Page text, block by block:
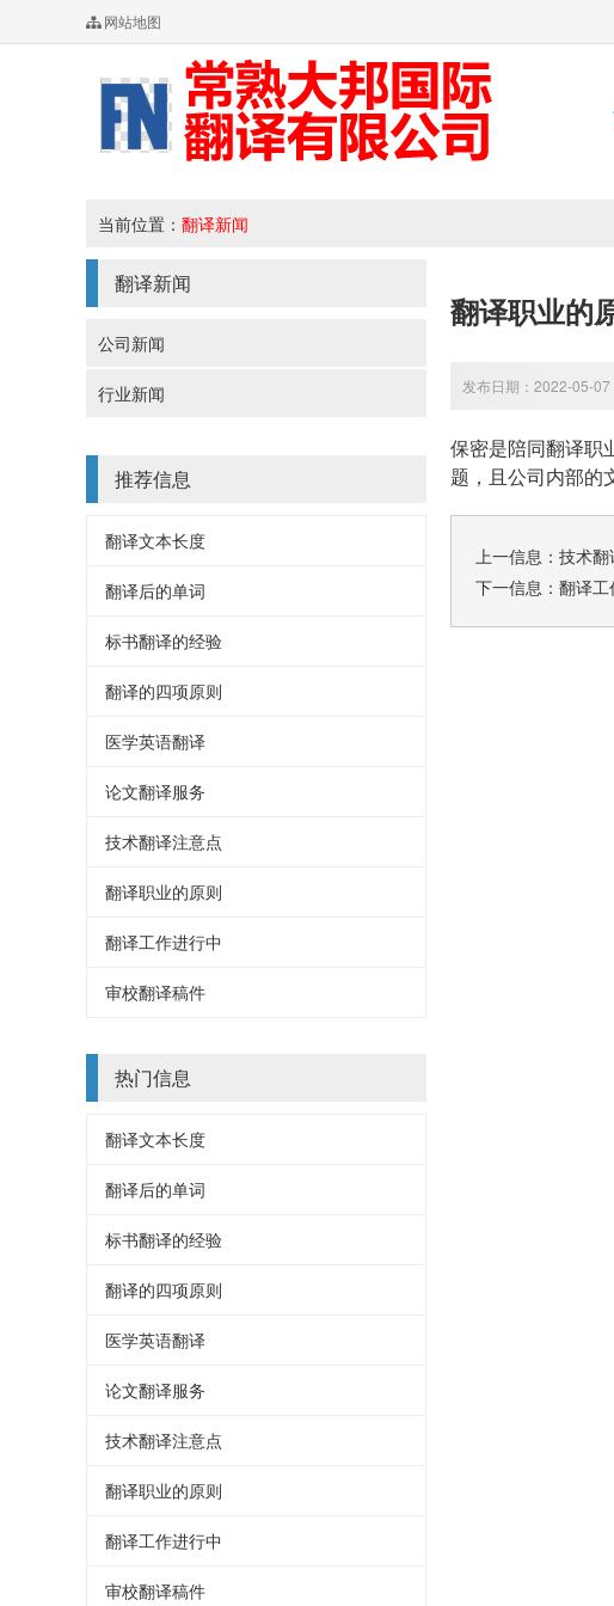
网站地图
当前位置： 翻译新闻
翻译新闻
公司新闻
行业新闻
推荐信息
翻译文本长度
翻译后的单词
标书翻译的经验
翻译的四项原则
医学英语翻译
论文翻译服务
技术翻译注意点
翻译职业的原则
翻译工作进行中
审校翻译稿件
热门信息
翻译文本长度
翻译后的单词
标书翻译的经验
翻译的四项原则
医学英语翻译
论文翻译服务
技术翻译注意点
翻译职业的原则
翻译工作进行中
审校翻译稿件
翻译职业的
发布日期：2022-05-
保密是陪同翻译职
题，且公司内部的
上一信息： 技术翻
下一信息： 翻译工